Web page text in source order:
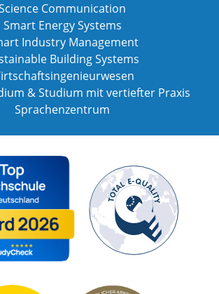
Communication
Smart Energy Systems
Industry Management
Building Systems
& Studium mit vertiefter Praxis
Sprachenzentrum